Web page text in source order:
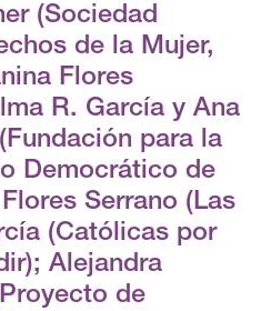
(Sociedad
de la Mujer,
Flores
R. García y Ana
para la
Democrático de
Serrano (Las
(Católicas por
Alejandra
de